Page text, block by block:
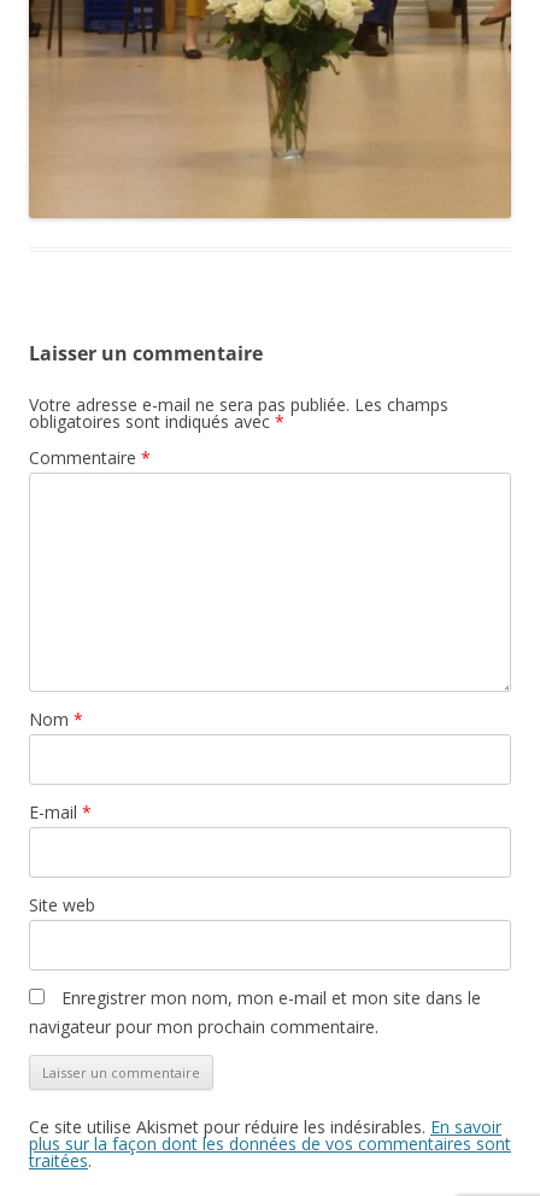
Laisser un commentaire
Votre adresse e-mail ne sera pas publiée. Les champs
obligatoires sont indiqués avec *
Commentaire *
Nom *
E-mail *
Site web
Enregistrer mon nom, mon e-mail et mon site dans le
navigateur pour mon prochain commentaire.
Ce site utilise Akismet pour réduire les indésirables. En savoir
plus sur la façon dont les données de vos commentaires sont
traitées.